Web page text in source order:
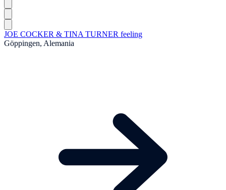
JOE COCKER & TINA TURNER feeling
Göppingen, Alemania